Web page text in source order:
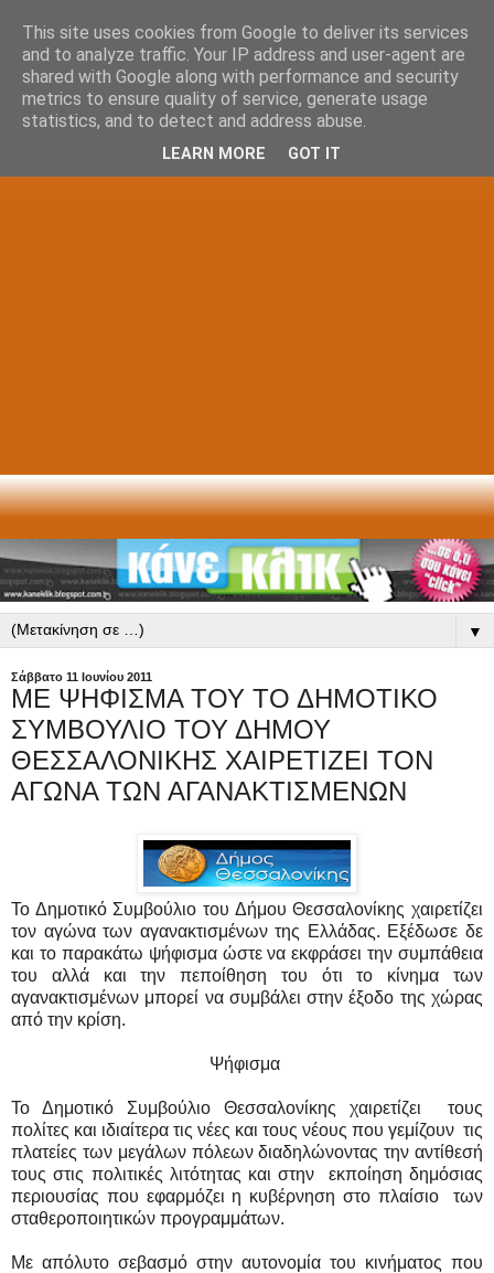
▼
Σάββατο 11 Ιουνίου 2011
ΜΕ ΨΗΦΙΣΜΑ ΤΟΥ ΤΟ ΔΗΜΟΤΙΚΟ
ΣΥΜΒΟΥΛΙΟ ΤΟΥ ΔΗΜΟΥ
ΘΕΣΣΑΛΟΝΙΚΗΣ ΧΑΙΡΕΤΙΖΕΙ ΤΟΝ
ΑΓΩΝΑ ΤΩΝ ΑΓΑΝΑΚΤΙΣΜΕΝΩΝ
Το Δημοτικό Συμβούλιο του Δήμου Θεσσαλονίκης χαιρετίζει
τον αγώνα των αγανακτισμένων της Ελλάδας. Εξέδωσε δε
και το παρακάτω ψήφισμα ώστε να εκφράσει την συμπάθεια
του αλλά και την πεποίθηση του ότι το κίνημα των
αγανακτισμένων μπορεί να συμβάλει στην έξοδο της χώρας
από την κρίση.
Ψήφισμα
Το Δημοτικό Συμβούλιο Θεσσαλονίκης χαιρετίζει
τους
πολίτες και ιδιαίτερα τις νέες και τους νέους που γεμίζουν τις
πλατείες των μεγάλων πόλεων διαδηλώνοντας την αντίθεσή
τους στις πολιτικές λιτότητας και στην
εκποίηση δημόσιας
περιουσίας που εφαρμόζει η κυβέρνηση στο πλαίσιο
των
σταθεροποιητικών προγραμμάτων.
Με απόλυτο σεβασμό στην αυτονομία του κινήματος που
This site uses cookies from Google to deliver its services
and to analyze traffic. Your IP address and user-agent are
shared with Google along with performance and security
metrics to ensure quality of service, generate usage
statistics, and to detect and address abuse.
LEARN MORE GOT IT